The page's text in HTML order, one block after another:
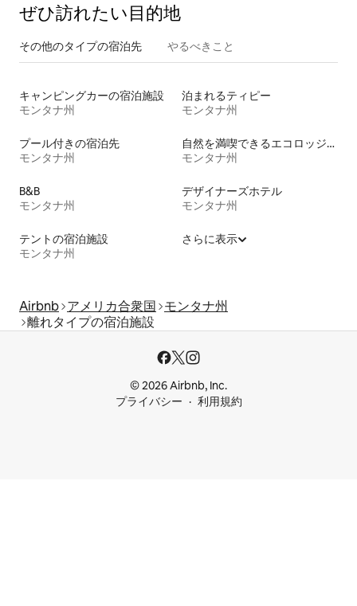
ぜひ訪⁠れ⁠た⁠い目⁠的⁠地
その他のタ⁠イ⁠プ⁠の宿⁠泊⁠先 やるべきこと
キャンピングカーの宿泊施設
モンタナ州
泊まれるティピー
モンタナ州
プール付きの宿泊先
モンタナ州
自然を満喫できるエコロッジの宿泊施設
モンタナ州
B&B
モンタナ州
デザイナーズホテル
モンタナ州
テントの宿泊施設
モンタナ州
さらに表示
Airbnb アメリカ合衆国 モンタナ州
離れタイプの宿泊施設
© 2026 Airbnb, Inc.
プライバシー
利用規約